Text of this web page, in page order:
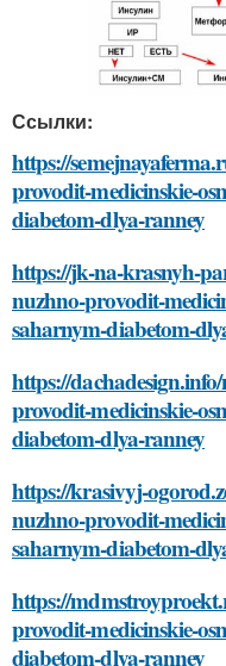
Ссылки:
https://
provodit-medicinskie-
diabetom-dlya-ranney
https://jk-na-krasnyh-
nuzhno-provodit-
saharnym-diabetom-
https://
provodit-medicinskie-
diabetom-dlya-ranney
https://krasivyj-
nuzhno-provodit-
saharnym-diabetom-
https://
provodit-medicinskie-
diabetom-dlya-ranney